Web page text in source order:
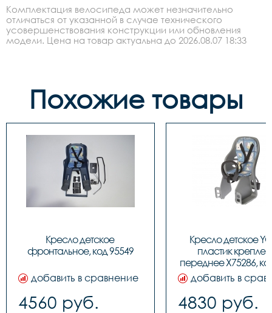
Комплектация велосипеда может незначительно
отличаться от указанной в случае технического
усовершенствования конструкции или обновления
модели. Цена на товар актуальна до 2026.08.07 18:33
Похожие товары
Кресло детское
фронтальное, код 95549
добавить в сравнение
4560 руб.
Кресло детское
пластик
переднее X75286,
добавить в
4830 руб.